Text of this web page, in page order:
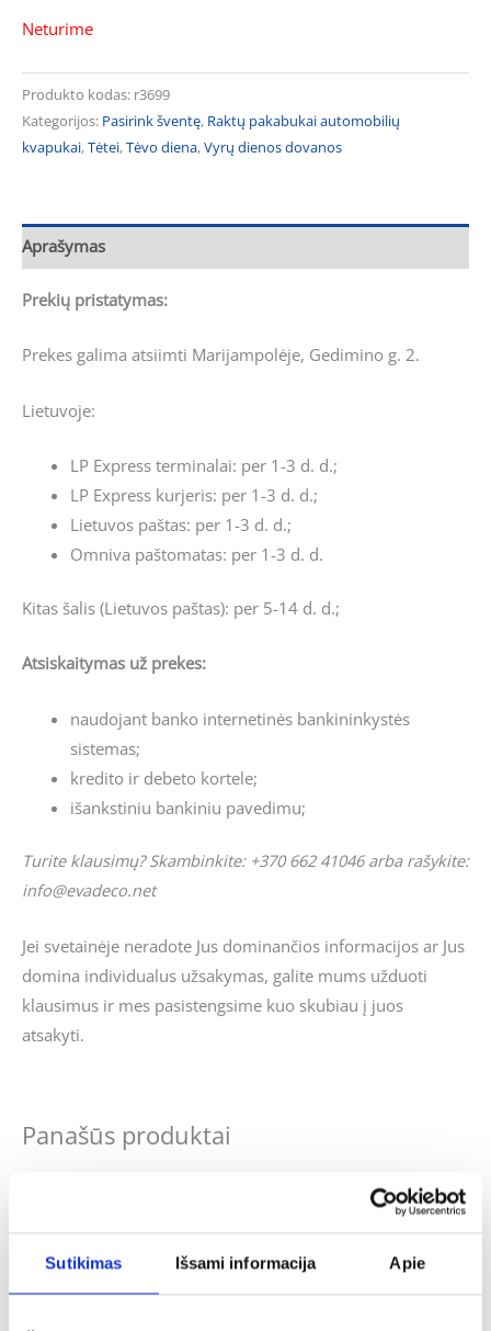
Sutikimas Išsami informacija Apie
Neturime
Produkto kodas: r3699
Kategorijos: Pasirink šventę, Raktų pakabukai automobilių
kvapukai,Tėtei,Tėvo diena,Vyrų dienos dovanos
Aprašymas
Prekių pristatymas:
Prekes galima atsiimti Marijampolėje, Gedimino g. 2.
Lietuvoje:
LP Express terminalai: per 1-3 d. d.;
LP Express kurjeris: per 1-3 d. d.;
Lietuvos paštas: per 1-3 d. d.;
Omniva paštomatas: per 1-3 d. d.
Kitas šalis (Lietuvos paštas): per 5-14 d. d.;
Atsiskaitymas už prekes:
naudojant banko internetinės bankininkystės
sistemas;
kredito ir debeto kortele;
išankstiniu bankiniu pavedimu;
Turite klausimų? Skambinkite: +370 662 41046 arba rašykite:
info@evadeco.net
Jei svetainėje neradote Jus dominančios informacijos ar Jus
domina individualus užsakymas, galite mums užduoti
klausimus ir mes pasistengsime kuo skubiau į juos
atsakyti.
Panašūs produktai